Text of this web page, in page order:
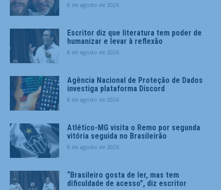
8 de agosto de 2026
Escritor diz que literatura tem poder de
humanizar e levar à reflexão
8 de agosto de 2026
Agência Nacional de Proteção de Dados
investiga plataforma Discord
8 de agosto de 2026
Atlético-MG visita o Remo por segunda
vitória seguida no Brasileirão
8 de agosto de 2026
“Brasileiro gosta de ler, mas tem
dificuldade de acesso”, diz escritor